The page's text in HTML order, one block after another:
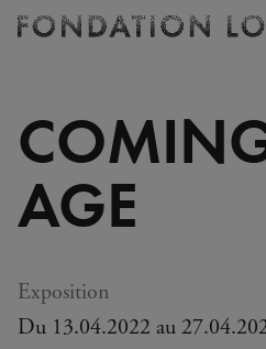
-
Accueil
AGE
Exposition
Du 13.04.2022 au
Billetterie